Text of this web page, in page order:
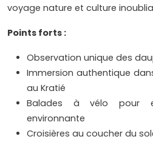
voyage nature et culture
Points forts :
Observation unique des
Immersion authentique
au Kratié
Balades à vélo pour
environnante
Croisières au coucher du